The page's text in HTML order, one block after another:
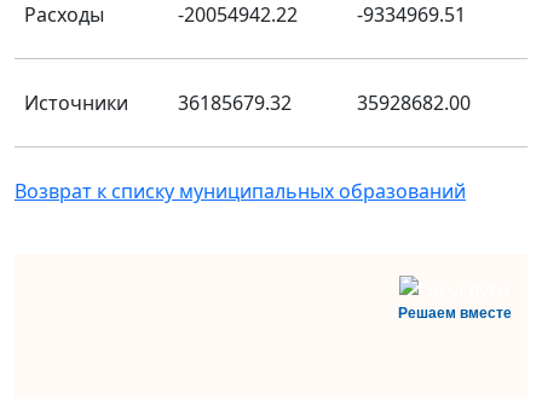
Расходы -20054942.22 -9334969.51
Источники 36185679.32 35928682.00
Возврат к списку муниципальных образований
Решаем вместе